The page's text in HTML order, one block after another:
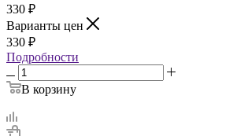
330 ₽
Варианты цен
330 ₽
Подробности
В корзину